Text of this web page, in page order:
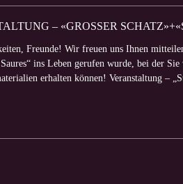
– «GROSSER
Freunde! Wir freuen uns Ihnen
Saures“ ins Leben gerufen wurde, bei der
erhalten können! Veranstaltung –